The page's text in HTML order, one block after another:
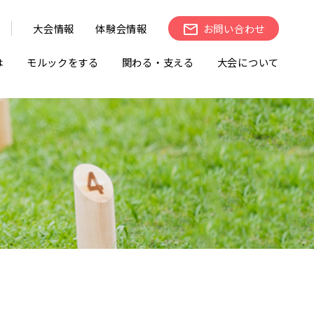
大会情報 体験会情報 お問い合わせ
モルックをする 関わる・支える 大会について